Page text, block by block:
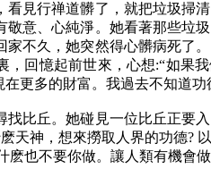
見行禅道髒了，就把垃圾掃
意、心純淨。她看著那些垃
不久，她突然得心髒病死了
回憶起前世來，心想:“如果
更多的財富。我過去不知道功
比丘。她碰見一位比丘正要
天神，想來撈取人界的功德?
麽也不要你做。讓人類有機會